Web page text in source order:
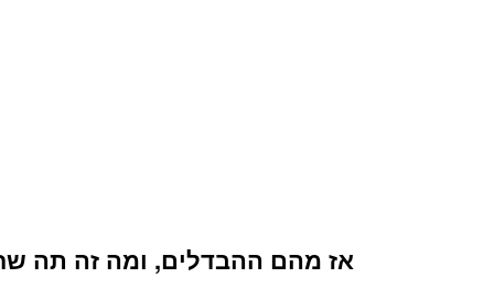
אז מהם ההבדלים, ומה זה תה